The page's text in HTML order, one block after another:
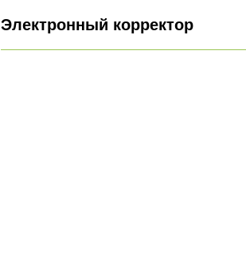
Электронный корректор